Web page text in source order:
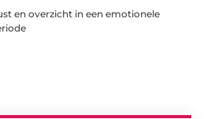
en overzicht in een emotionele